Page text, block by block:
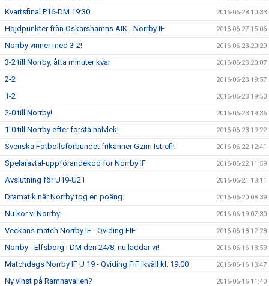
Kvartsfinal P16-DM 19:30 2016-06-28 10:33
Höjdpunkter från Oskarshamns AIK - Norrby IF 2016-06-27 15:06
Norrby vinner med 3-2! 2016-06-23 20:20
3-2 till Norrby, åtta minuter kvar 2016-06-23 20:07
2-2 2016-06-23 19:57
1-2 2016-06-23 19:50
2-0 till Norrby! 2016-06-23 19:36
1-0 till Norrby efter första halvlek! 2016-06-23 19:22
Svenska Fotbollsförbundet frikänner Gzim Istrefi! 2016-06-22 12:41
Spelaravtal-uppförandekod för Norrby IF 2016-06-22 11:59
Avslutning för U19-U21 2016-06-21 13:11
Dramatik när Norrby tog en poäng. 2016-06-20 08:39
Nu kör vi Norrby! 2016-06-19 07:30
Veckans match Norrby IF - Qviding FIF 2016-06-18 12:28
Norrby - Elfsborg i DM den 24/8, nu laddar vi! 2016-06-16 13:59
Matchdags Norrby IF U 19 - Qviding FIF ikväll kl. 19.00 2016-06-16 13:47
Ny vinst på Ramnavallen? 2016-06-16 11:40